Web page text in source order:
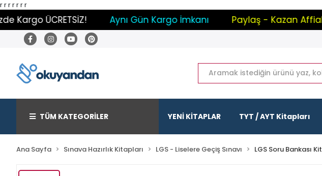
rrrrr r r
ÜCRETSİZ! Aynı Gün Kargo İmkanı Paylaş - Kazan
TÜM KATEGORİLER YENİ KİTAPLAR TYT / AYT Kitapları
Ana Sayfa Sınava Hazırlık Kitapları LGS - Liselere Geçiş Sınavı LGS Soru Bankası